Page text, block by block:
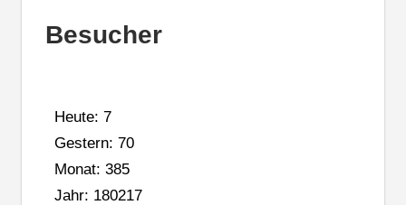
Besucher
Heute: 7
Gestern: 70
Monat: 385
Jahr: 180217